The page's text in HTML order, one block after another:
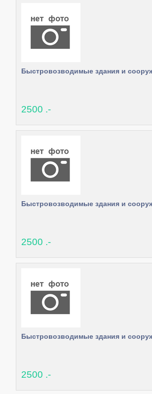
Быстровозводимые здания и
2500 .-
Быстровозводимые здания и
2500 .-
Быстровозводимые здания и
2500 .-